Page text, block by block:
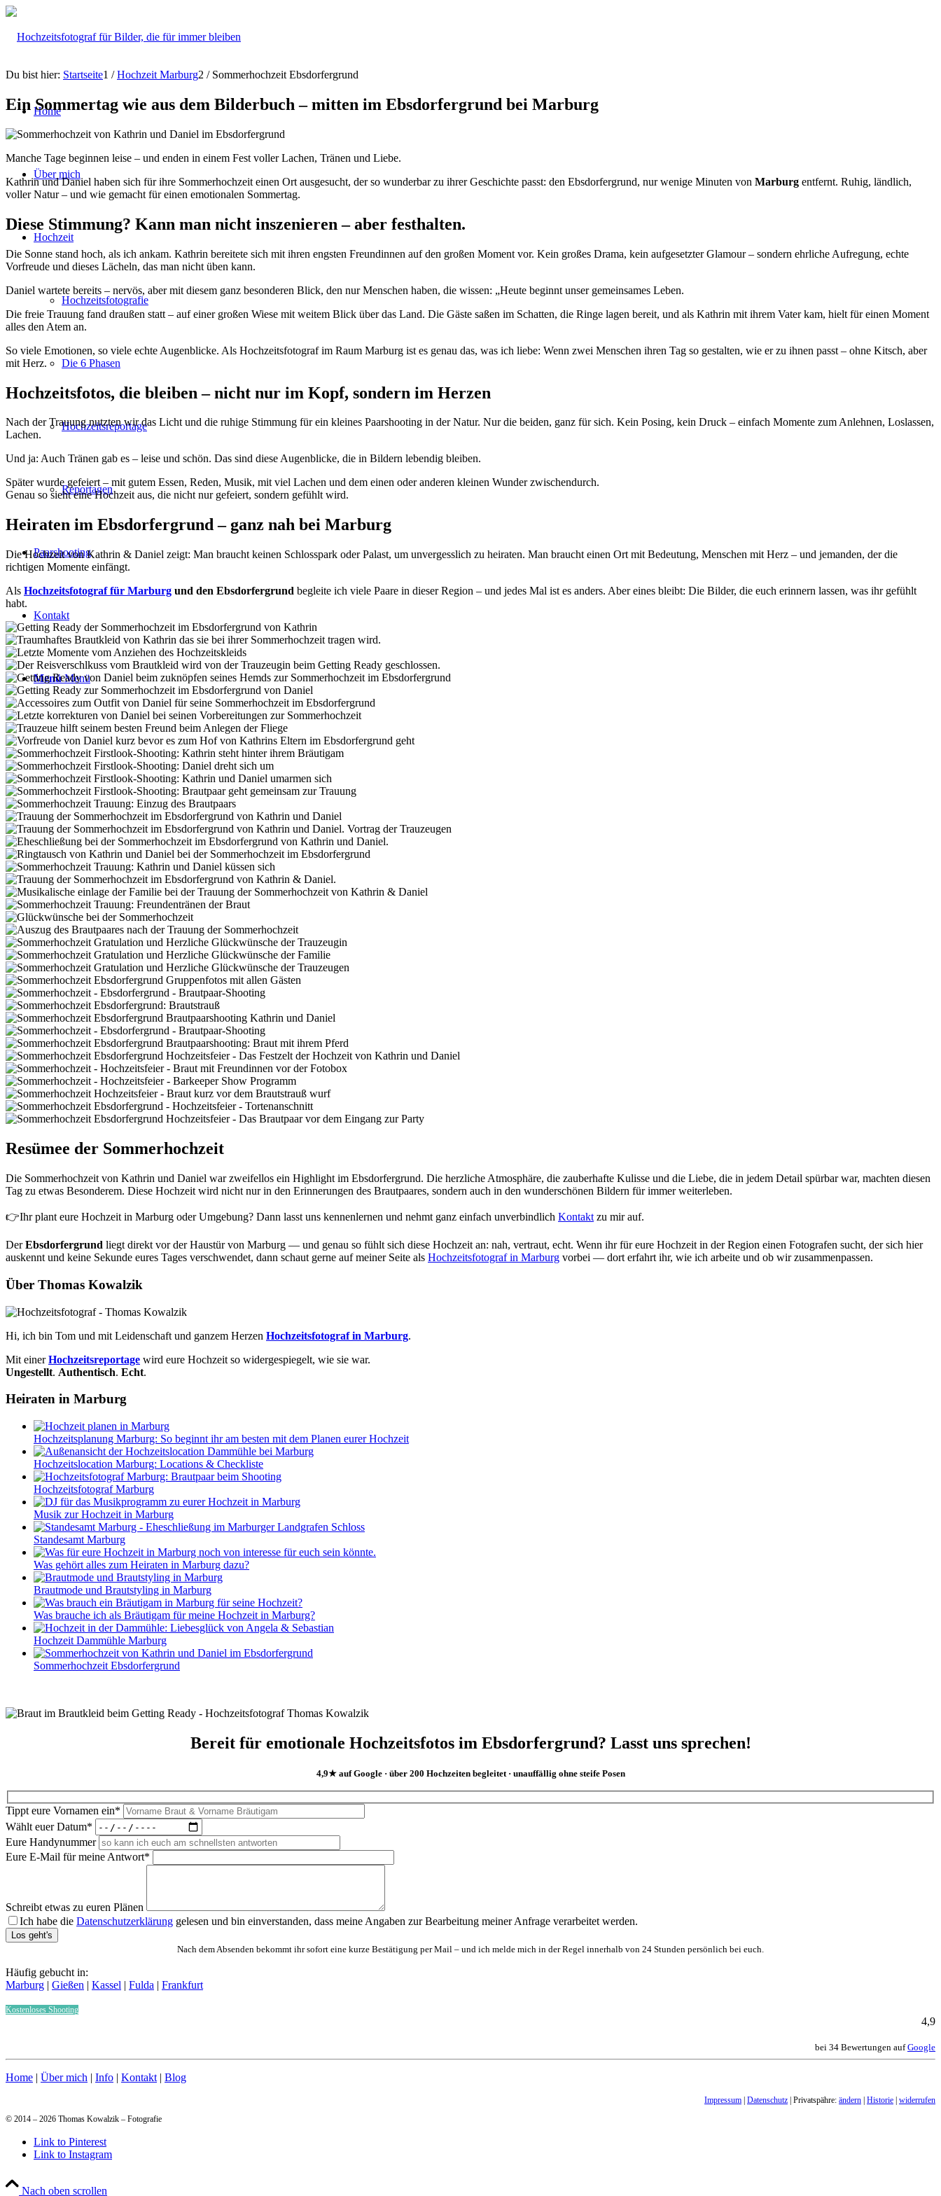
Home
Über mich
Hochzeit
Hochzeitsfotografie
Die 6 Phasen
Hochzeitsreportage
Reportagen
Paarshooting
Kontakt
Menü Menü
Du bist hier: Startseite1 / Hochzeit Marburg2 / Sommerhochzeit Ebsdorfergrund
Ein Sommertag wie aus dem Bilderbuch – mitten im Ebsdorfergrund bei Marburg
Manche Tage beginnen leise – und enden in einem Fest voller Lachen, Tränen und Liebe.
Kathrin und Daniel haben sich für ihre Sommerhochzeit einen Ort ausgesucht, der so wunderbar zu ihrer Geschichte passt: den Ebsdorfergrund, nur wenige Minuten von Marburg entfernt. Ruhig, ländlich,
voller Natur – und wie gemacht für einen emotionalen Sommertag.
Diese Stimmung? Kann man nicht inszenieren – aber festhalten.
Die Sonne stand hoch, als ich ankam. Kathrin bereitete sich mit ihren engsten Freundinnen auf den großen Moment vor. Kein großes Drama, kein aufgesetzter Glamour – sondern ehrliche Aufregung, echte
Vorfreude und dieses Lächeln, das man nicht üben kann.
Daniel wartete bereits – nervös, aber mit diesem ganz besonderen Blick, den nur Menschen haben, die wissen: „Heute beginnt unser gemeinsames Leben.
Die freie Trauung fand draußen statt – auf einer großen Wiese mit weitem Blick über das Land. Die Gäste saßen im Schatten, die Ringe lagen bereit, und als Kathrin mit ihrem Vater kam, hielt für einen Moment
alles den Atem an.
So viele Emotionen, so viele echte Augenblicke. Als Hochzeitsfotograf im Raum Marburg ist es genau das, was ich liebe: Wenn zwei Menschen ihren Tag so gestalten, wie er zu ihnen passt – ohne Kitsch, aber
mit Herz.
Hochzeitsfotos, die bleiben – nicht nur im Kopf, sondern im Herzen
Nach der Trauung nutzten wir das Licht und die ruhige Stimmung für ein kleines Paarshooting in der Natur. Nur die beiden, ganz für sich. Kein Posing, kein Druck – einfach Momente zum Anlehnen, Loslassen,
Lachen.
Und ja: Auch Tränen gab es – leise und schön. Das sind diese Augenblicke, die in Bildern lebendig bleiben.
Später wurde gefeiert – mit gutem Essen, Reden, Musik, mit viel Lachen und dem einen oder anderen kleinen Wunder zwischendurch.
Genau so sieht eine Hochzeit aus, die nicht nur gefeiert, sondern gefühlt wird.
Heiraten im Ebsdorfergrund – ganz nah bei Marburg
Die Hochzeit von Kathrin & Daniel zeigt: Man braucht keinen Schlosspark oder Palast, um unvergesslich zu heiraten. Man braucht einen Ort mit Bedeutung, Menschen mit Herz – und jemanden, der die
richtigen Momente einfängt.
Als Hochzeitsfotograf für Marburg und den Ebsdorfergrund begleite ich viele Paare in dieser Region – und jedes Mal ist es anders. Aber eines bleibt: Die Bilder, die euch erinnern lassen, was ihr gefühlt
habt.
Resümee der Sommerhochzeit
Die Sommerhochzeit von Kathrin und Daniel war zweifellos ein Highlight im Ebsdorfergrund. Die herzliche Atmosphäre, die zauberhafte Kulisse und die Liebe, die in jedem Detail spürbar war, machten diesen
Tag zu etwas Besonderem. Diese Hochzeit wird nicht nur in den Erinnerungen des Brautpaares, sondern auch in den wunderschönen Bildern für immer weiterleben.
👉Ihr plant eure Hochzeit in Marburg oder Umgebung? Dann lasst uns kennenlernen und nehmt ganz einfach unverbindlich Kontakt zu mir auf.
DerEbsdorfergrund liegt direkt vor der Haustür von Marburg — und genau so fühlt sich diese Hochzeit an: nah, vertraut, echt. Wenn ihr für eure Hochzeit in der Region einen Fotografen sucht, der sich hier
auskennt und keine Sekunde eures Tages verschwendet, dann schaut gerne auf meiner Seite als Hochzeitsfotograf in Marburg vorbei — dort erfahrt ihr, wie ich arbeite und ob wir zusammenpassen.
Über Thomas Kowalzik
Hi, ich bin Tom und mit Leidenschaft und ganzem Herzen Hochzeitsfotograf in Marburg.
Mit einerHochzeitsreportage wird eure Hochzeit so widergespiegelt, wie sie war.
Ungestellt. Authentisch. Echt.
Heiraten in Marburg
Hochzeitsplanung Marburg: So beginnt ihr am besten mit dem Planen eurer Hochzeit
Hochzeitslocation Marburg: Locations & Checkliste
Hochzeitsfotograf Marburg
Musik zur Hochzeit in Marburg
Standesamt Marburg
Was gehört alles zum Heiraten in Marburg dazu?
Brautmode und Brautstyling in Marburg
Was brauche ich als Bräutigam für meine Hochzeit in Marburg?
Hochzeit Dammühle Marburg
Sommerhochzeit Ebsdorfergrund
Bereit für emotionale Hochzeitsfotos im Ebsdorfergrund? Lasst uns sprechen!
4,9★ auf Google · über 200 Hochzeiten begleitet · unauffällig ohne steife Posen
Tippt eure Vornamen ein*
Wählt euer Datum*
Eure Handynummer
Eure E-Mail für meine Antwort*
Schreibt etwas zu euren Plänen
Ich habe die Datenschutzerklärung gelesen und bin einverstanden, dass meine Angaben zur Bearbeitung meiner Anfrage verarbeitet werden.
Bitte lasse dieses Feld leer.
Nach dem Absenden bekommt ihr sofort eine kurze Bestätigung per Mail – und ich melde mich in der Regel innerhalb von 24 Stunden persönlich bei euch.
Häufig gebucht in:
Marburg | Gießen | Kassel | Fulda | Frankfurt
Kostenloses Shooting
4,9
bei 34 Bewertungen aufGoogle
Home | Über mich | Info | Kontakt | Blog
Impressum Datenschutz | Privatspähre: ändern Historie widerrufen
© 2014 – 2026 Thomas Kowalzik – Fotografie
Link to Pinterest
Link to Instagram
Nach oben scrollen